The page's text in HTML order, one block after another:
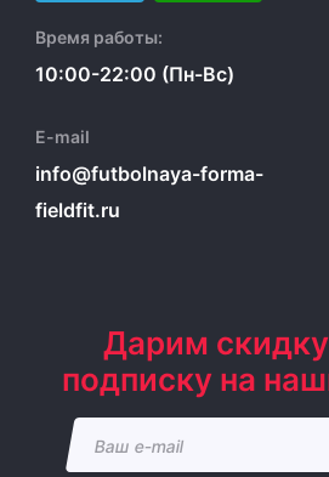
Время работы:
10:00-22:00 (Пн-Вс)
E-mail
info@futbolnaya-forma-
fieldfit.ru
Дарим скидку
подписку на